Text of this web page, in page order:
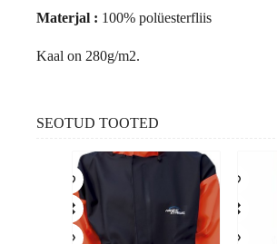
Materjal : 100% polüesterfliis
Kaal on 280g/m2.
SEOTUD TOOTED